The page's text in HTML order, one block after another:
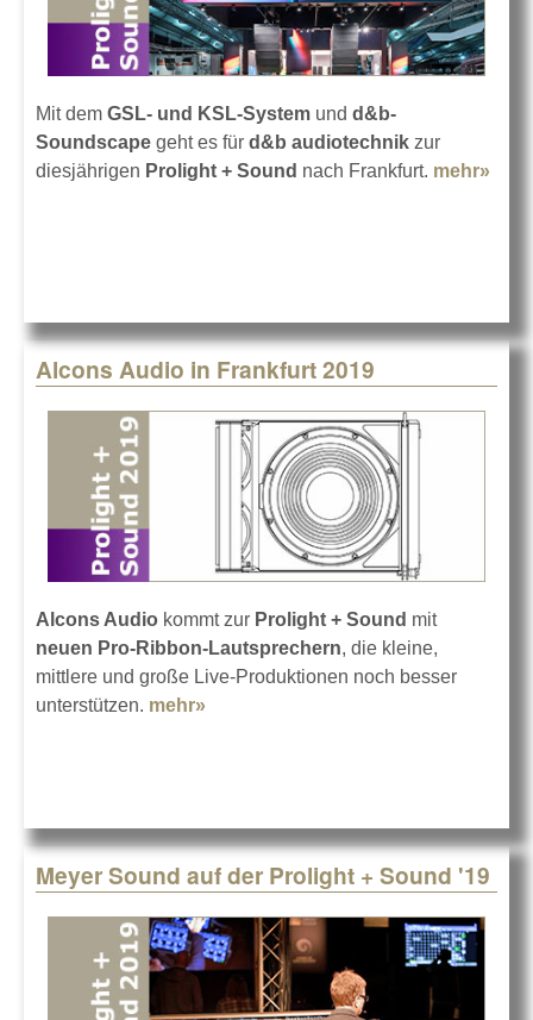
Mit dem GSL- und KSL-System und d&b-
Soundscape geht es für d&b audiotechnik zur
diesjährigen Prolight + Sound nach Frankfurt. mehr»
2019
Alcons Audio in Frankfurt 2019
Alcons Audio kommt zur Prolight + Sound mit
neuen Pro-Ribbon-Lautsprechern, die kleine,
mittlere und große Live-Produktionen noch besser
unterstützen. mehr»
Meyer Sound auf der Prolight + Sound '19